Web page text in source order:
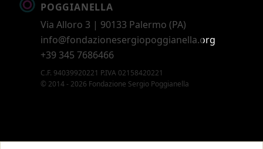
POGGIANELLA
Via Alloro 3 | 90133 Palermo (PA)
info@fondazionesergiopoggianella.org
+39 345 7686466
C.F. 94039920221 P.IVA 02158420221
© 2014 - 2026 Fondazione Sergio Poggianella